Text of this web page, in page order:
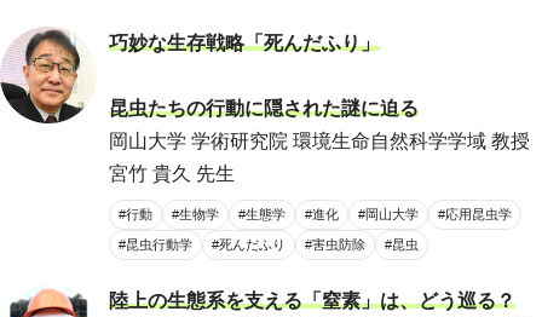
巧妙な生存戦略「死んだふり」
昆虫たちの行動に隠された謎に迫る
岡山大学 学術研究院 環境生命自然科学学域 教授
宮竹 貴久 先生
#行動 #生物学 #生態学 #進化 #岡山大学 #応用昆虫学
#昆虫行動学 #死んだふり #害虫防除 #昆虫
陸上の生態系を支える「窒素」は、どう巡る？